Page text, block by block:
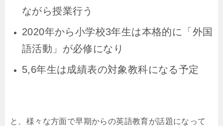
ながら授業行う
2020年から小学校3年生は本格的に「外国
語活動」が必修になり
5,6年生は成績表の対象教科になる予定
と、様々な方面で早期からの英語教育が話題になって